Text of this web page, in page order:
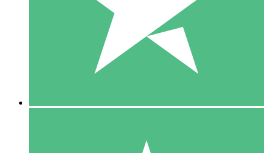
10 00
10 Descargas